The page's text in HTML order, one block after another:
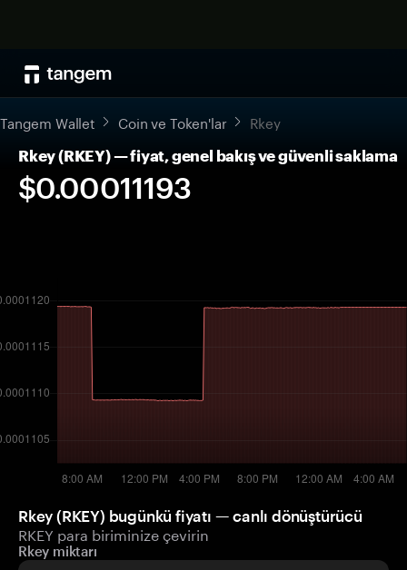
Tangem Wallet Coin ve Token'lar Rkey
Rkey (RKEY) — fiyat, genel bakış ve güvenli saklama
$0.00011193
Rkey (RKEY) bugünkü fiyatı — canlı dönüştürücü
RKEY para biriminize çevirin
Rkey miktarı